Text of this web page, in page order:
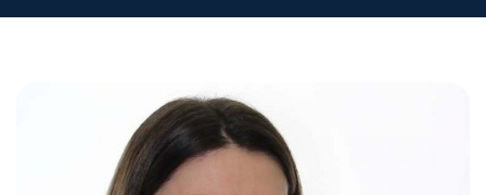
Преподавателям
Партнерам